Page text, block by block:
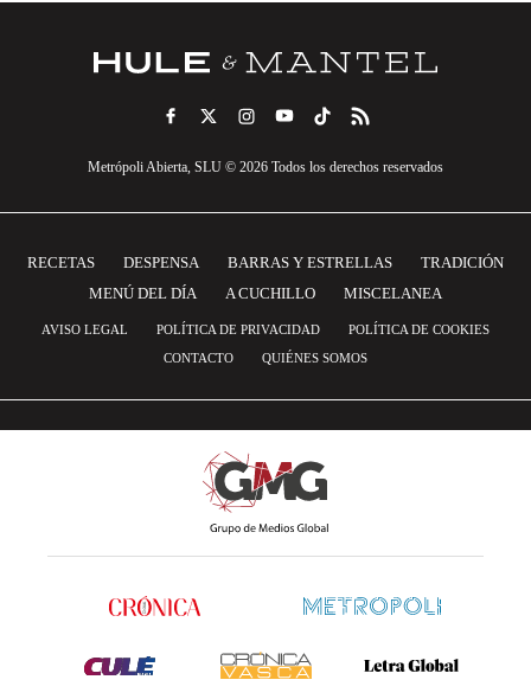
Metrópoli Abierta, SLU © 2026 Todos los derechos reservados
RECETAS DESPENSA BARRAS Y ESTRELLAS
TRADICIÓN
MENÚ DEL DÍA
A CUCHILLO MISCELANEA
AVISO LEGAL POLÍTICA DE PRIVACIDAD
POLÍTICA DE COOKIES
CONTACTO
QUIÉNES SOMOS